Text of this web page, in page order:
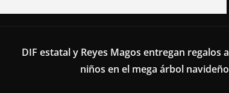
DIF estatal y Reyes Magos entregan regalos a
niños en el mega árbol navideño